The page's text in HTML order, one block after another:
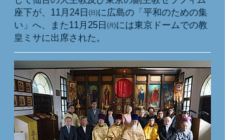
座下が、11月24日㈰に広島の「平和のための集
い」へ、また11月25日㈪には東京ドームでの教
皇ミサに出席された。